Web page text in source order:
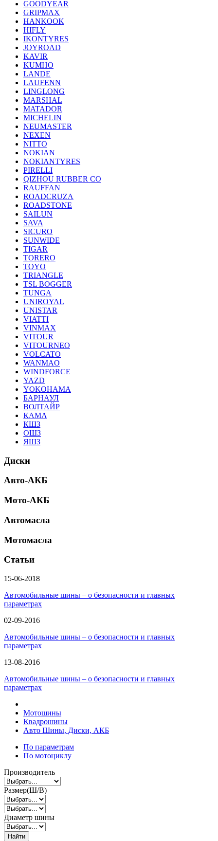
GOODYEAR
GRIPMAX
HANKOOK
HIFLY
IKONTYRES
JOYROAD
KAVIR
KUMHO
LANDE
LAUFENN
LINGLONG
MARSHAL
MATADOR
MICHELIN
NEUMASTER
NEXEN
NITTO
NOKIAN
NOKIANTYRES
PIRELLI
QIZHOU RUBBER CO
RAUFFAN
ROADCRUZA
ROADSTONE
SAILUN
SAVA
SICURO
SUNWIDE
TIGAR
TORERO
TOYO
TRIANGLE
TSL BOGGER
TUNGA
UNIROYAL
UNISTAR
VIATTI
VINMAX
VITOUR
VITOURNEO
VOLCATO
WANMAO
WINDFORCE
YAZD
YOKOHAMA
БАРНАУЛ
ВОЛТАЙР
КАМА
КШЗ
ОШЗ
ЯШЗ
Диски
Авто-АКБ
Мото-АКБ
Автомасла
Мотомасла
Статьи
15-06-2018
Автомобильные шины – о безопасности и главных
параметрах
02-09-2016
Автомобильные шины – о безопасности и главных
параметрах
13-08-2016
Автомобильные шины – о безопасности и главных
параметрах
Мотошины
Квадрошины
Авто Шины, Диски, АКБ
По параметрам
По мотоциклу
Производитель
Размер(Ш/В)
Диаметр шины
Найти